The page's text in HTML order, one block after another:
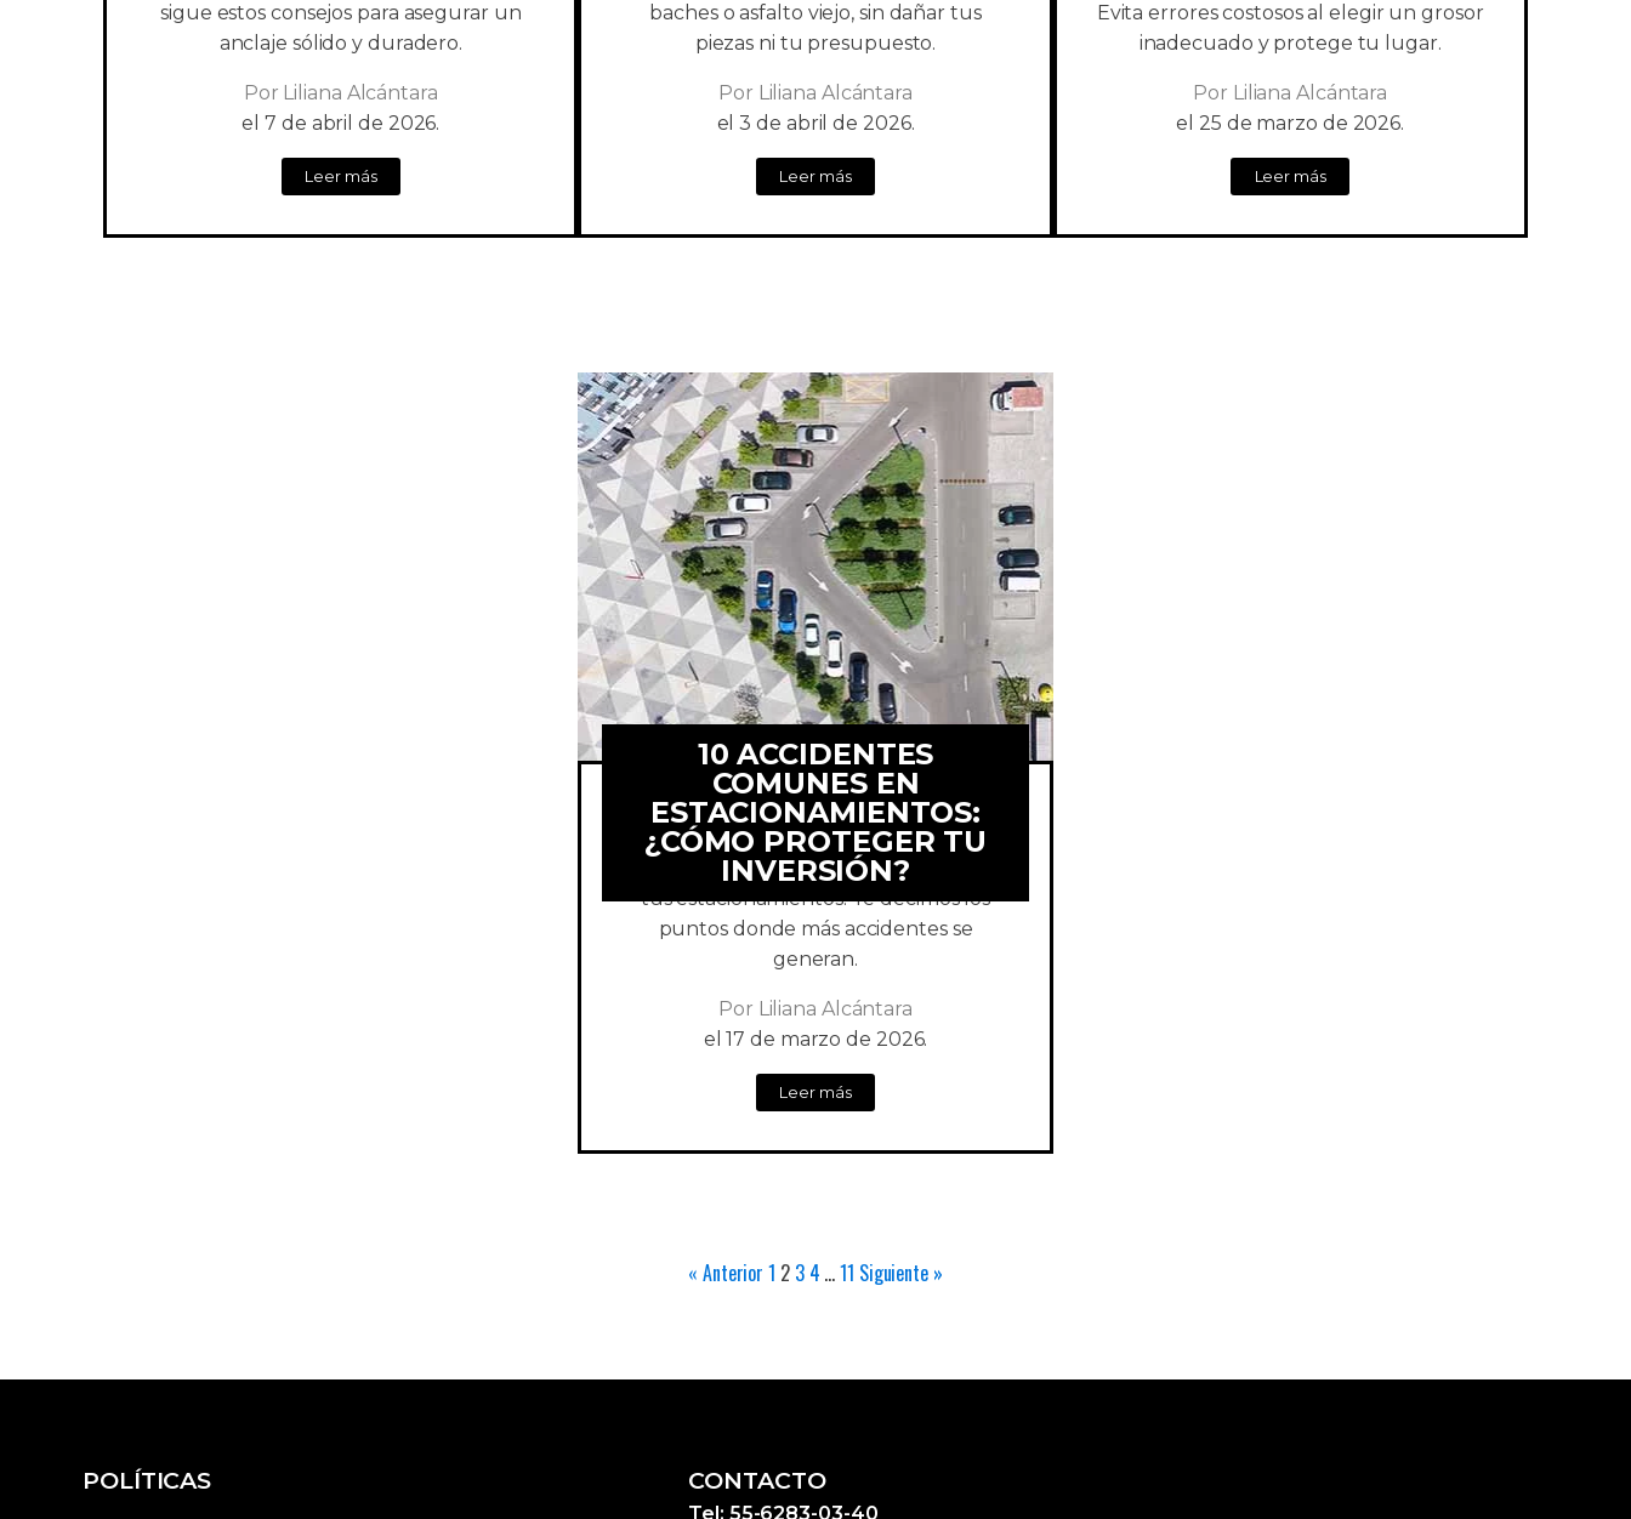
sigue estos consejos para asegurar un
anclaje sólido y duradero.
Por Liliana Alcántara
el 7 de abril de 2026.
Leer más
baches o asfalto viejo, sin dañar tus
piezas ni tu presupuesto.
Por Liliana Alcántara
el 3 de abril de 2026.
Leer más
Evita errores costosos al elegir un grosor
inadecuado y protege tu lugar.
Por Liliana Alcántara
el 25 de marzo de 2026.
Leer más
10 ACCIDENTES
COMUNES EN
ESTACIONAMIENTOS:
¿CÓMO PROTEGER TU
INVERSIÓN?
Protege tu inversión y conoce los
elementos que mejoran la seguridad en
tus estacionamientos. Te decimos los
puntos donde más accidentes se
generan.
Por Liliana Alcántara
el 17 de marzo de 2026.
Leer más
« Anterior 1 2 3 4 …11 Siguiente »
POLÍTICAS CONTACTO
Tel: 55-6283-03-40